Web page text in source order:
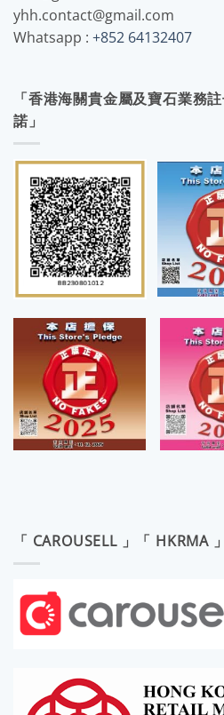
yhh.contact@gmail.com
Whatsapp : +852 64132407
「香港海關貴金屬及寶石業務
諾」
「 CAROUSELL 」「 HKRMA 」